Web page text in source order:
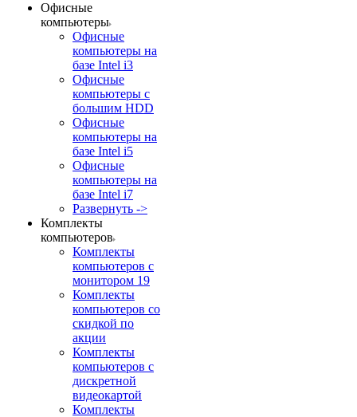
Офисные
компьютеры
Офисные
компьютеры на
базе Intel i3
Офисные
компьютеры с
большим HDD
Офисные
компьютеры на
базе Intel i5
Офисные
компьютеры на
базе Intel i7
Развернуть ->
Комплекты
компьютеров
Комплекты
компьютеров с
монитором 19
Комплекты
компьютеров со
скидкой по
акции
Комплекты
компьютеров с
дискретной
видеокартой
Комплекты